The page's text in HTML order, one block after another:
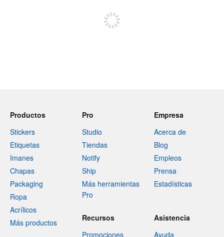
Productos
Stickers
Etiquetas
Imanes
Chapas
Packaging
Ropa
Acrílicos
Más productos
Pro
Studio
Tiendas
Notify
Ship
Más herramientas
Pro
Empresa
Acerca de
Blog
Empleos
Prensa
Estadísticas
Recursos
Promociones
Asistencia
Ayuda